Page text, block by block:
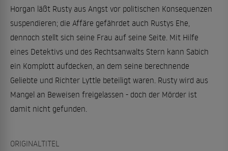
Horgan läßt Rusty aus Angst vor politischen Konsequenzen
suspendieren; die Affäre gefährdet auch Rustys Ehe,
dennoch stellt sich seine Frau auf seine Seite. Mit Hilfe
eines Detektivs und des Rechtsanwalts Stern kann Sabich
ein Komplott aufdecken, an dem seine berechnende
Geliebte und Richter Lyttle beteiligt waren. Rusty wird aus
Mangel an Beweisen freigelassen - doch der Mörder ist
damit nicht gefunden.
ORIGINALTITEL